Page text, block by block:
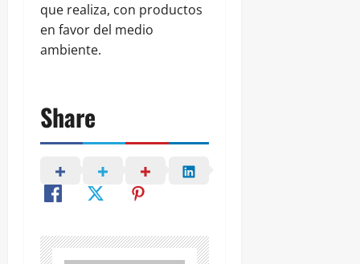
que realiza, con productos
en favor del medio
ambiente.
Share